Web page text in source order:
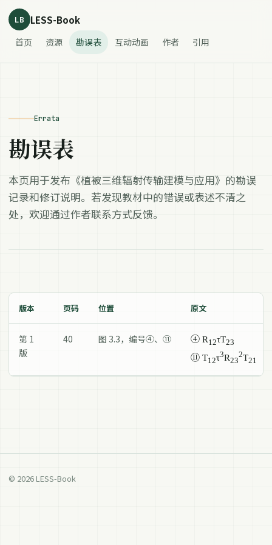
LB LESS-Book
首页 资源 勘误表 互动动画 作者 引用
Errata
勘误表
本页用于发布《植被三维辐射传输建模与应用》的勘误
记录和修订说明。若发现教材中的错误或表述不清之
处，欢迎通过作者联系方式反馈。
版本 页码 位置 原文
第 1
版
40 图 3.3，编号④、⑪ ④ R12τT23
⑪ T12τ3R23
2T21
© 2026 LESS-Book